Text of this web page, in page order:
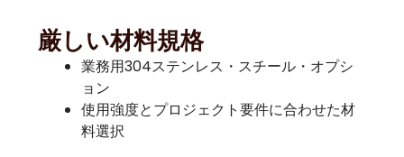
厳しい材料規格
業務用304ステンレス・スチール・オプシ
ョン
使用強度とプロジェクト要件に合わせた材
料選択